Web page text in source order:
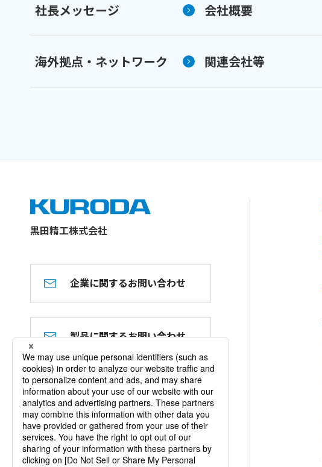
社長メッセージ 会社概要
海外拠点・ネットワーク 関連会社等
黒田精工株式会社
企業に関するお問い合わせ
製品に関するお問い合わせ
黒田精工 公式YouTube